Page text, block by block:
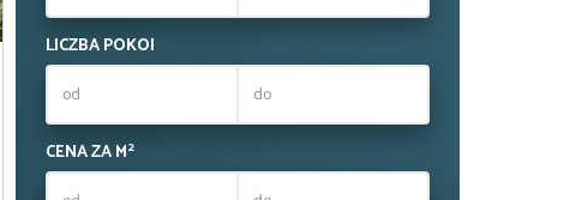
LICZBA POKOI
CENA ZA M2